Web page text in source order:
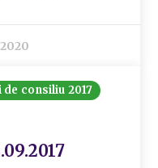
consiliu 2017